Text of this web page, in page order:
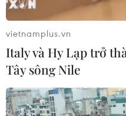
vietnamplus.vn
Italy và Hy Lạp trở
Tây sông Nile